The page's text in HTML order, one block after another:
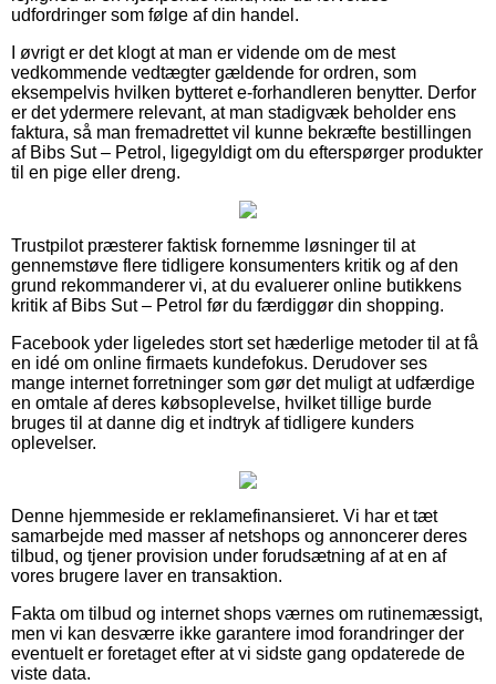
udfordringer som følge af din handel.
I øvrigt er det klogt at man er vidende om de mest
vedkommende vedtægter gældende for ordren, som
eksempelvis hvilken bytteret e-forhandleren benytter. Derfor
er det ydermere relevant, at man stadigvæk beholder ens
faktura, så man fremadrettet vil kunne bekræfte bestillingen
af Bibs Sut – Petrol, ligegyldigt om du efterspørger produkter
til en pige eller dreng.
Trustpilot præsterer faktisk fornemme løsninger til at
gennemstøve flere tidligere konsumenters kritik og af den
grund rekommanderer vi, at du evaluerer online butikkens
kritik af Bibs Sut – Petrol før du færdiggør din shopping.
Facebook yder ligeledes stort set hæderlige metoder til at få
en idé om online firmaets kundefokus. Derudover ses
mange internet forretninger som gør det muligt at udfærdige
en omtale af deres købsoplevelse, hvilket tillige burde
bruges til at danne dig et indtryk af tidligere kunders
oplevelser.
Denne hjemmeside er reklamefinansieret. Vi har et tæt
samarbejde med masser af netshops og annoncerer deres
tilbud, og tjener provision under forudsætning af at en af
vores brugere laver en transaktion.
Fakta om tilbud og internet shops værnes om rutinemæssigt,
men vi kan desværre ikke garantere imod forandringer der
eventuelt er foretaget efter at vi sidste gang opdaterede de
viste data.